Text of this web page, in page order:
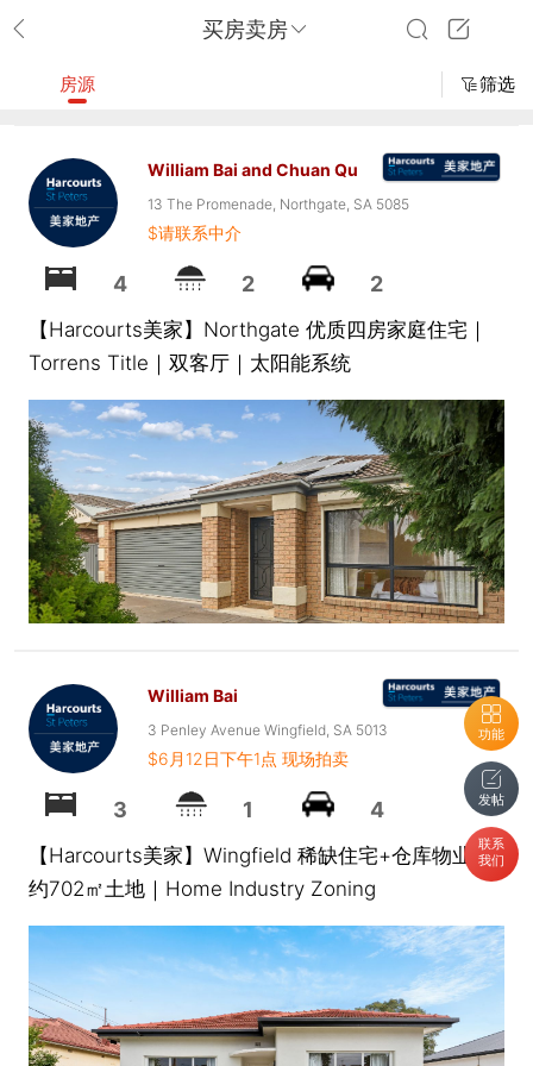
买房卖房
功能
发帖
联系
我们
房源 筛选
William Bai and Chuan Qu
13 The Promenade, Northgate, SA 5085
$请联系中介
4 2 2
【Harcourts美家】Northgate 优质四房家庭住宅｜
Torrens Title｜双客厅｜太阳能系统
William Bai
3 Penley Avenue Wingfield, SA 5013
$6月12日下午1点 现场拍卖
3 1 4
【Harcourts美家】Wingfield 稀缺住宅+仓库物业｜
约702㎡土地｜Home Industry Zoning